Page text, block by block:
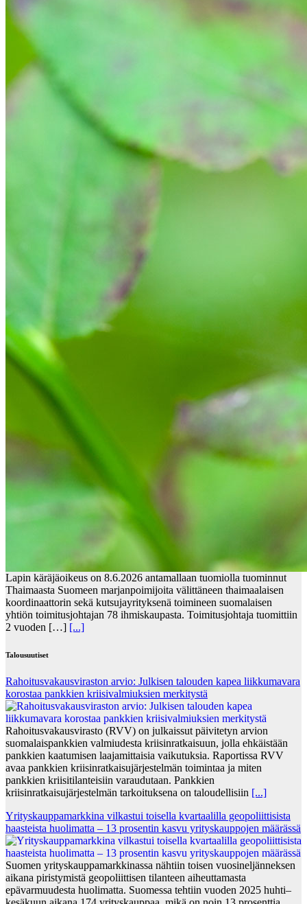
Lapin käräjäoikeus on 8.6.2026 antamallaan tuomiolla tuominnut
Thaimaasta Suomeen marjanpoimijoita välittäneen thaimaalaisen
koordinaattorin sekä kutsujayrityksenä toimineen suomalaisen
yhtiön toimitusjohtajan 78 ihmiskaupasta. Toimitusjohtaja tuomittiin
2 vuoden […] [...]
Talousuutiset
Rahoitusvakausviraston arvio: Julkisen talouden kapea liikkumavara
korostaa pankkien kriisivalmiuksien merkitystä
Rahoitusvakausvirasto (RVV) on julkaissut päivitetyn arvion
suomalaispankkien valmiudesta kriisinratkaisuun, jolla ehkäistään
pankkien kaatumisen laajamittaisia vaikutuksia. Raportissa RVV
avaa pankkien kriisinratkaisujärjestelmän toimintaa ja miten
pankkien kriisitilanteisiin varaudutaan. Pankkien
kriisinratkaisujärjestelmän tarkoituksena on taloudellisiin [...]
Yrityskauppamarkkina vilkastui toisella kvartaalilla geopoliittisista
haasteista huolimatta – 13 prosentin kasvu yrityskauppojen määrässä
Suomen yrityskauppamarkkinassa nähtiin toisen vuosineljänneksen
aikana piristymistä geopoliittisen tilanteen aiheuttamasta
epävarmuudesta huolimatta. Suomessa tehtiin vuoden 2025 huhti–